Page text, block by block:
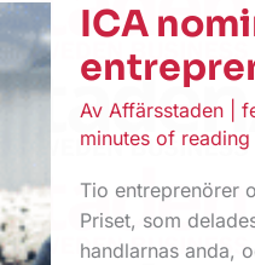
ICA
AvAffärsstaden |
minutes of reading
Tio entreprenörer
Priset, som
handlarnas anda,